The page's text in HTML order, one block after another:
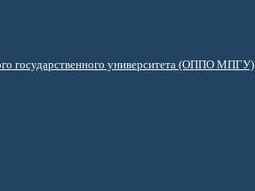
государственного университета (ОППО МПГУ)